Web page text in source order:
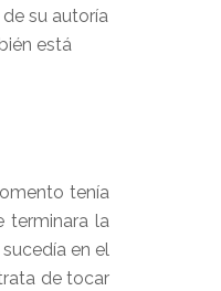
su autoría
está
tenía
terminara la
en el
de tocar